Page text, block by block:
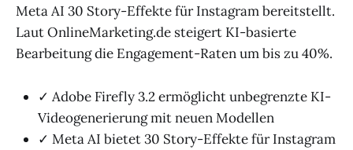
Meta AI 30 Story-Effekte für Instagram bereitstellt.
Laut OnlineMarketing.de steigert KI-basierte
Bearbeitung die Engagement-Raten um bis zu 40%.
✓ Adobe Firefly 3.2 ermöglicht unbegrenzte KI-
Videogenerierung mit neuen Modellen
✓ Meta AI bietet 30 Story-Effekte für Instagram